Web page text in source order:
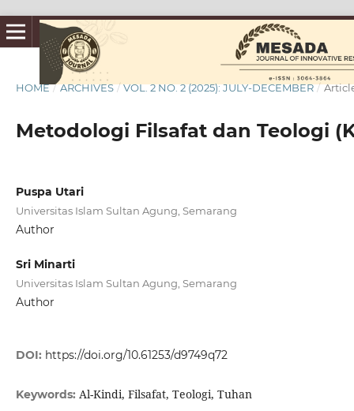
HOME / ARCHIVES / VOL. 2 NO. 2 (2025): JULY-DECEMBER /
Metodologi Filsafat dan Teologi
Puspa Utari
Universitas Islam Sultan Agung, Semarang
Author
Sri Minarti
Universitas Islam Sultan Agung, Semarang
Author
DOI: https://doi.org/10.61253/d9749q72
Keywords: Al-Kindi, Filsafat, Teologi, Tuhan